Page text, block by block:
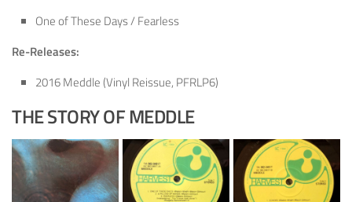
One of These Days / Fearless
Re-Releases:
2016 Meddle (Vinyl Reissue, PFRLP6)
THE STORY OF MEDDLE